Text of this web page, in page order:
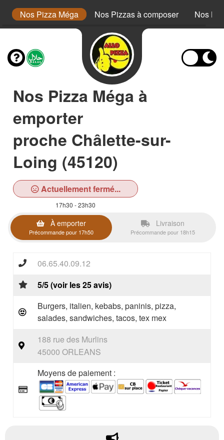
Nos Pizza Méga Nos Pizzas à composer Nos
Nos Pizza Méga à
emporter
proche Châlette-sur-
Loing (45120)
Actuellement fermé...
17h30 - 23h30
À emporter
Précommande pour 17h50
Livraison
Précommande pour 18h15
06.65.40.09.12
5/5 (voir les 25 avis)
Burgers, italien, kebabs, paninis, pizza,
salades, sandwiches, tacos, tex mex
188 rue des Murlins
45000 ORLEANS
Moyens de paiement :